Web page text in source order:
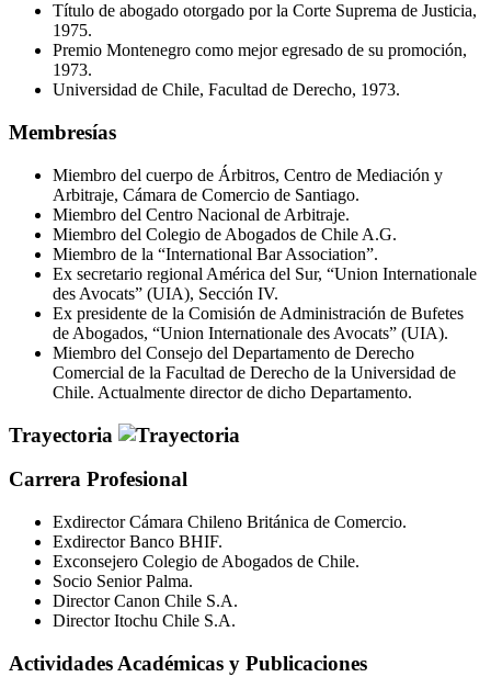
Título de abogado otorgado por la Corte Suprema de Justicia,
1975.
Premio Montenegro como mejor egresado de su promoción,
1973.
Universidad de Chile, Facultad de Derecho, 1973.
Membresías
Miembro del cuerpo de Árbitros, Centro de Mediación y
Arbitraje, Cámara de Comercio de Santiago.
Miembro del Centro Nacional de Arbitraje.
Miembro del Colegio de Abogados de Chile A.G.
Miembro de la “International Bar Association”.
Ex secretario regional América del Sur, “Union Internationale
des Avocats” (UIA), Sección IV.
Ex presidente de la Comisión de Administración de Bufetes
de Abogados, “Union Internationale des Avocats” (UIA).
Miembro del Consejo del Departamento de Derecho
Comercial de la Facultad de Derecho de la Universidad de
Chile. Actualmente director de dicho Departamento.
Trayectoria
Carrera Profesional
Exdirector Cámara Chileno Británica de Comercio.
Exdirector Banco BHIF.
Exconsejero Colegio de Abogados de Chile.
Socio Senior Palma.
Director Canon Chile S.A.
Director Itochu Chile S.A.
Actividades Académicas y Publicaciones